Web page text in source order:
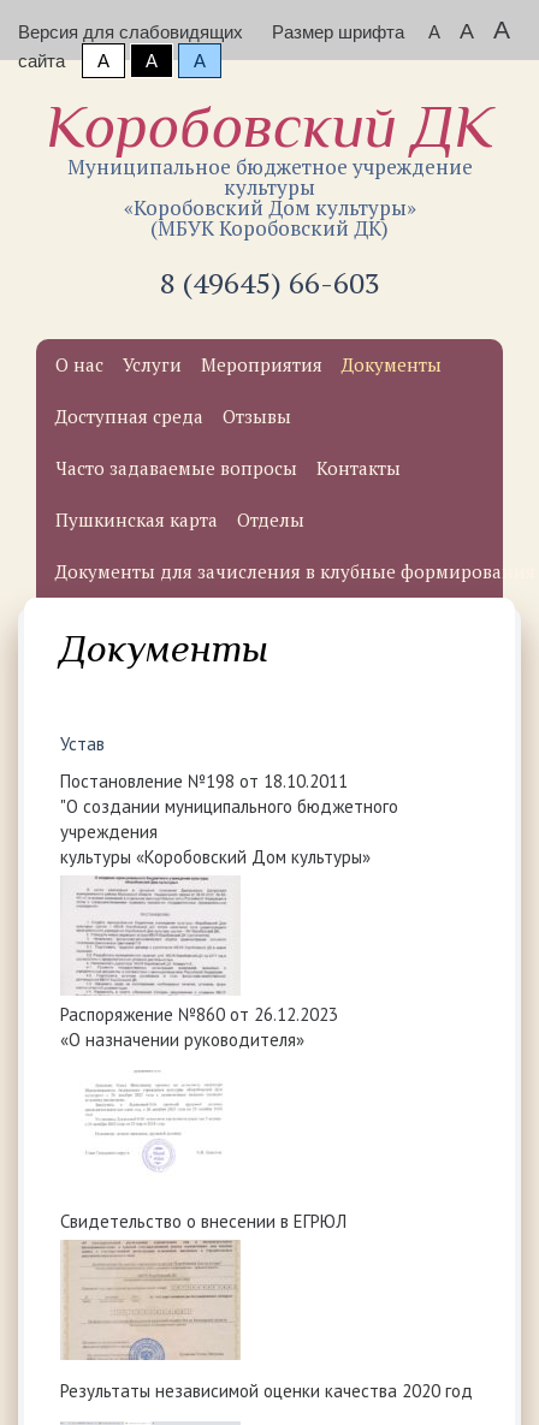
Версия для слабовидящих Размер шрифта A A A
сайта A A A
Коробовский ДК
Муниципальное бюджетное учреждение
культуры
«Коробовский Дом культуры»
(МБУК Коробовский ДК)
8 (49645) 66-603
О нас Услуги Мероприятия Документы
Доступная среда Отзывы
Часто задаваемые вопросы Контакты
Пушкинская карта Отделы
Документы для зачисления в клубные формирования
Документы
Устав
Постановление №198 от 18.10.2011
"О создании муниципального бюджетного
учреждения
культуры «Коробовский Дом культуры»
Распоряжение №860 от 26.12.2023
«О назначении руководителя»
Свидетельство о внесении в ЕГРЮЛ
Результаты независимой оценки качества 2020 год